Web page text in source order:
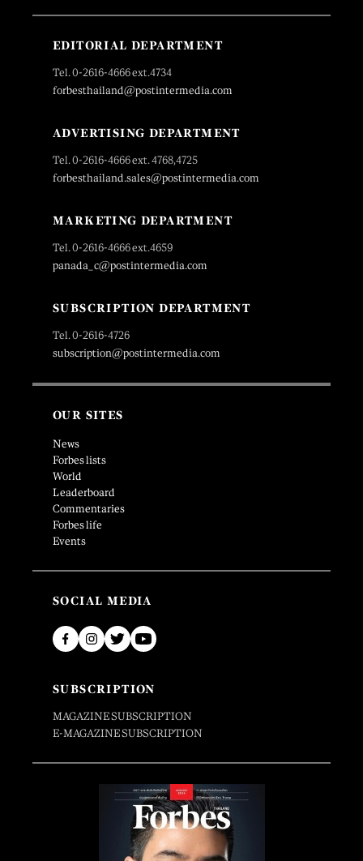
EDITORIAL DEPARTMENT
Tel. 0-2616-4666 ext.4734
forbesthailand@postintermedia.com
ADVERTISING DEPARTMENT
Tel. 0-2616-4666 ext. 4768,4725
forbesthailand.sales@postintermedia.com
MARKETING DEPARTMENT
Tel. 0-2616-4666 ext.4659
panada_c@postintermedia.com
SUBSCRIPTION DEPARTMENT
Tel. 0-2616-4726
subscription@postintermedia.com
OUR SITES
News
Forbes lists
World
Leaderboard
Commentaries
Forbes life
Events
SOCIAL MEDIA
SUBSCRIPTION
MAGAZINE SUBSCRIPTION
E-MAGAZINE SUBSCRIPTION